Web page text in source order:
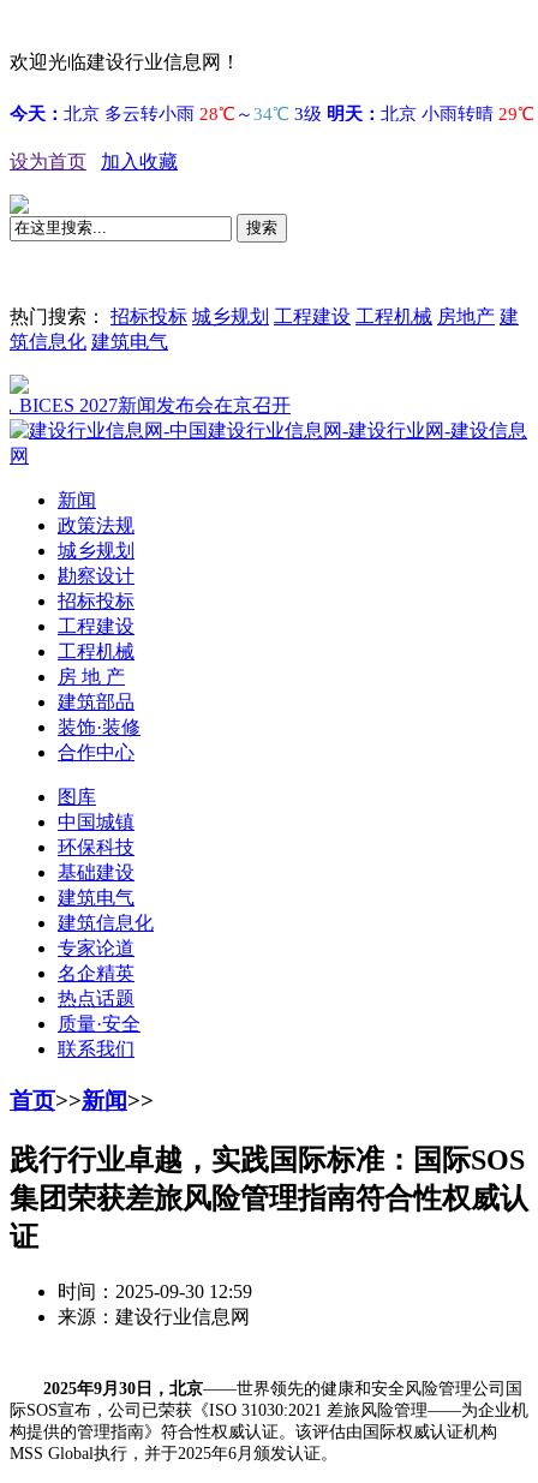
欢迎光临建设行业信息网！
设为首页 加入收藏
搜索
热门搜索： 招标投标 城乡规划 工程建设 工程机械 房地产 建
筑信息化 建筑电气
2027新闻发布会在京召开
新闻
政策法规
城乡规划
勘察设计
招标投标
工程建设
工程机械
房 地 产
建筑部品
装饰·装修
合作中心
图库
中国城镇
环保科技
基础建设
建筑电气
建筑信息化
专家论道
名企精英
热点话题
质量·安全
联系我们
首页>>新闻>>
践行行业卓越，实践国际标准：国际SOS
集团荣获差旅风险管理指南符合性权威认
证
时间：2025-09-30 12:59
来源：建设行业信息网
2025年9月30日，北京——世界领先的健康和安全风险管理公司国
际SOS宣布，公司已荣获《ISO 31030:2021 差旅风险管理——为企业机
构提供的管理指南》符合性权威认证。该评估由国际权威认证机构
MSS Global执行，并于2025年6月颁发认证。